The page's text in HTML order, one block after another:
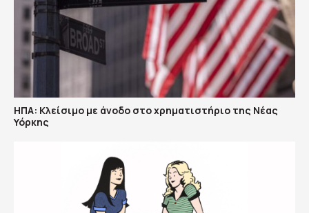
ΗΠΑ: Κλείσιμο με άνοδο στο χρηματιστήριο της Νέας
Υόρκης